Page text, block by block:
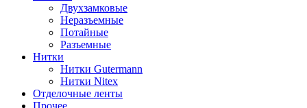
Двухзамковые
Неразъемные
Потайные
Разъемные
Нитки
Нитки Gutermann
Нитки Nitex
Отделочные ленты